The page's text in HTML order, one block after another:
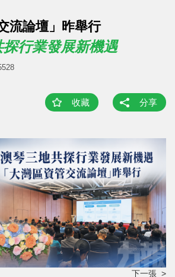
流論壇」昨舉行
行業發展新機遇
收藏 分享
下一張 >